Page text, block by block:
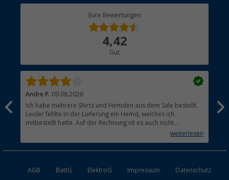
Eure Bewertungen
4,42
Gut
Andre P. 09.08.2026
Ich habe mehrere Shirts und Hemden aus dem Sale bestellt.
Leider fehlte in der Lieferung ein Hemd, welches ich
mitbestellt hatte. Auf der Rechnung ist es auch nicht
aufgetaucht, aber es gab keinen einzigen Hinweis, dass die
weiterlesen
AGB BattG ElektroG Impressum Datenschutz